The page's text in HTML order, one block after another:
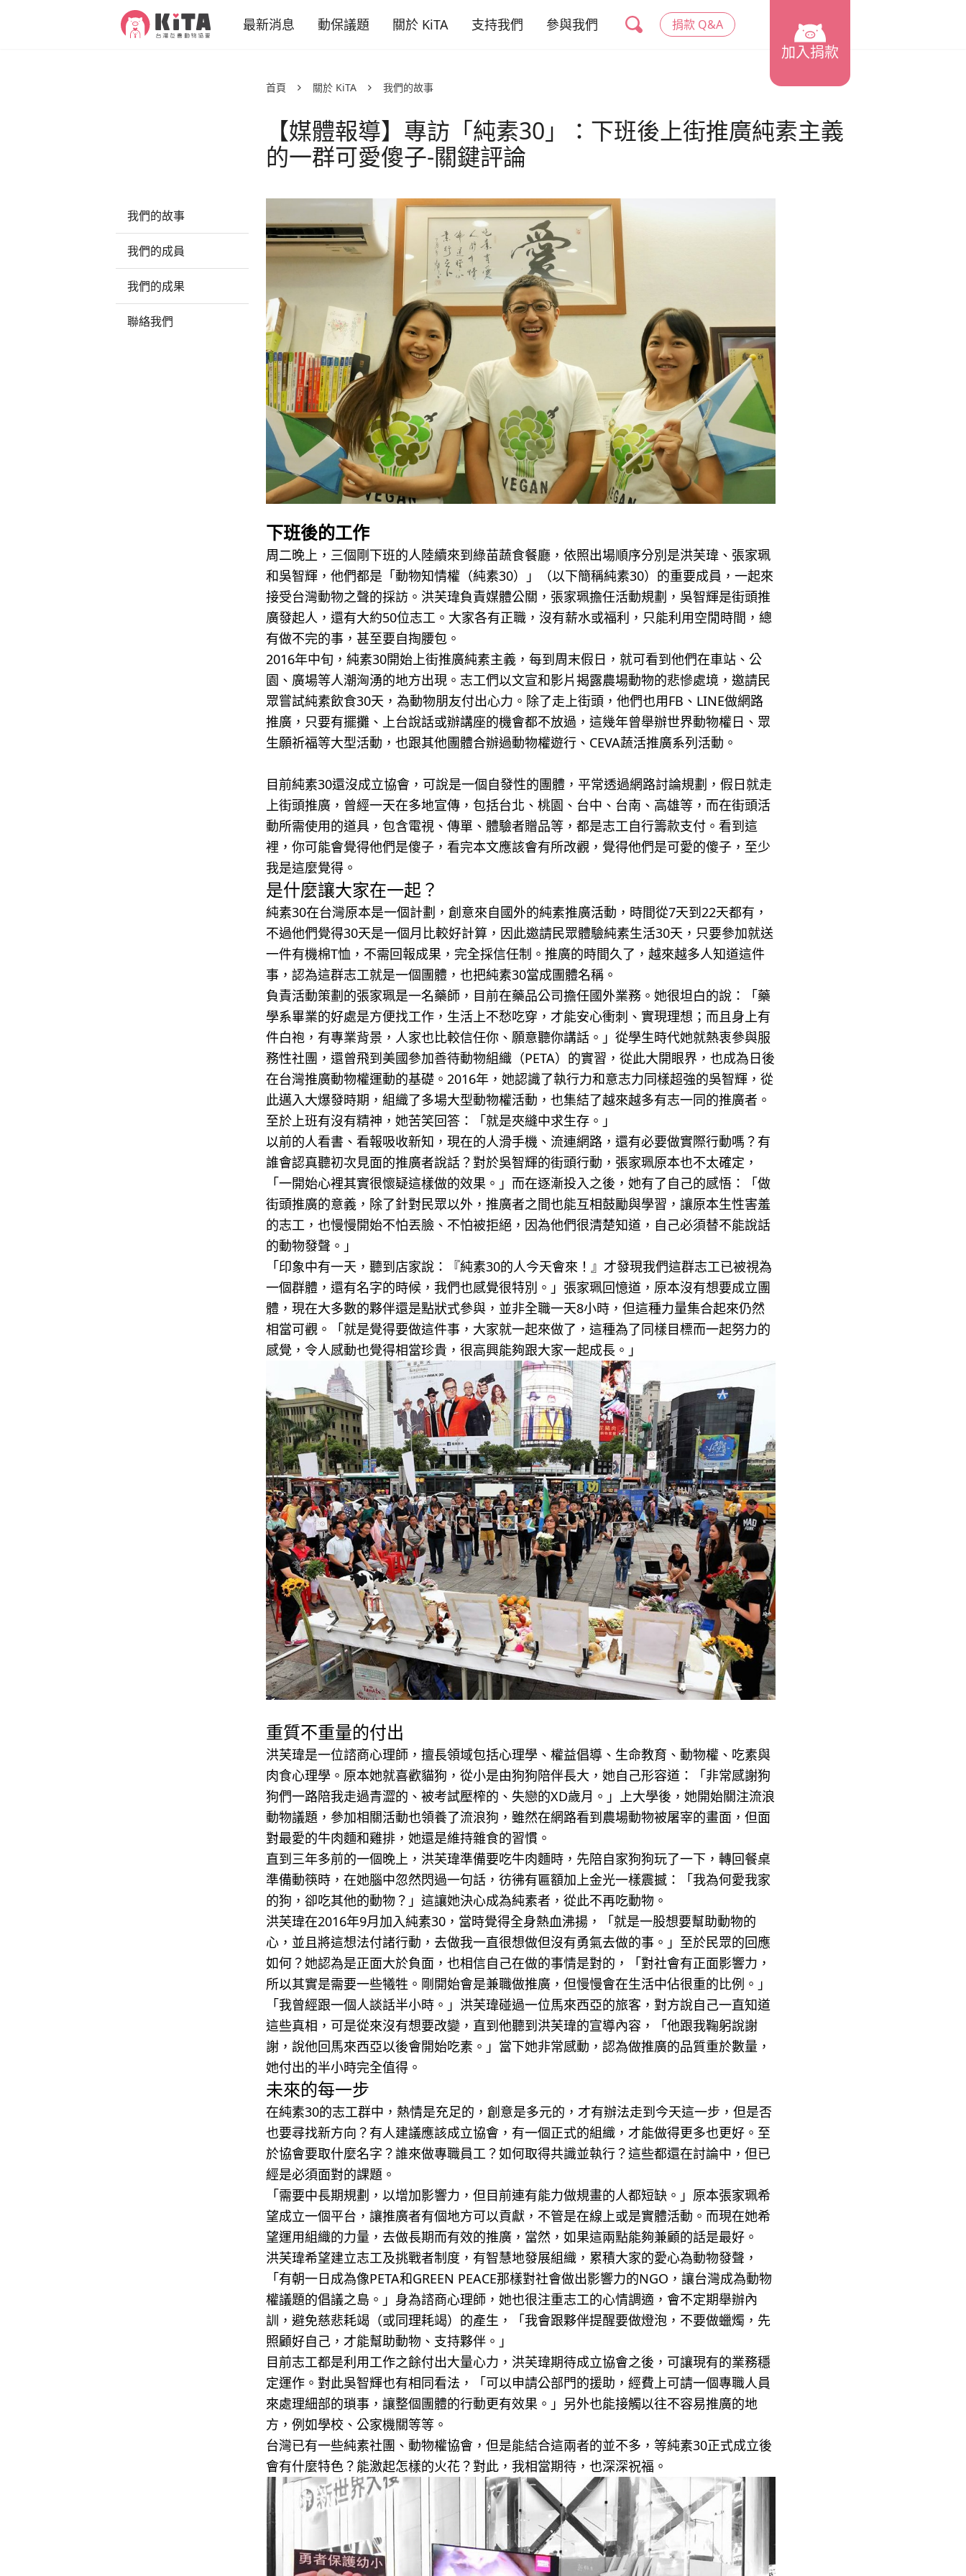
KiTA台灣友善動物協會 最新消息
活動訊息
動保議題
動物權與蔬食教育
減少動物實驗
減少動物剝削
關於 KiTA
我們的成果
聯絡我們
支持我們
活動合作
倡議與募款大使
參與我們
蔬食
捐款 Q&A
加入捐款
首頁 關於 KiTA 我們的故事
【媒體報導】專訪「純素30」：下班後上街推廣純素主義
的一群可愛傻子-關鍵評論
我們的故事
我們的成員
我們的成果
聯絡我們
下班後的工作
周二晚上，三個剛下班的人陸續來到綠苗蔬食餐廳，依照出場順序分別是洪芙瑋、張家珮
和吳智輝，他們都是「動物知情權（純素30）」（以下簡稱純素30）的重要成員，一起來
接受台灣動物之聲的採訪。洪芙瑋負責媒體公關，張家珮擔任活動規劃，吳智輝是街頭推
廣發起人，還有大約50位志工。大家各有正職，沒有薪水或福利，只能利用空閒時間，總
有做不完的事，甚至要自掏腰包。
2016年中旬，純素30開始上街推廣純素主義，每到周末假日，就可看到他們在車站、公
園、廣場等人潮洶湧的地方出現。志工們以文宣和影片揭露農場動物的悲慘處境，邀請民
眾嘗試純素飲食30天，為動物朋友付出心力。除了走上街頭，他們也用FB、LINE做網路
推廣，只要有擺攤、上台說話或辦講座的機會都不放過，這幾年曾舉辦世界動物權日、眾
生願祈福等大型活動，也跟其他團體合辦過動物權遊行、CEVA蔬活推廣系列活動。
目前純素30還沒成立協會，可說是一個自發性的團體，平常透過網路討論規劃，假日就走
上街頭推廣，曾經一天在多地宣傳，包括台北、桃園、台中、台南、高雄等，而在街頭活
動所需使用的道具，包含電視、傳單、體驗者贈品等，都是志工自行籌款支付。看到這
裡，你可能會覺得他們是傻子，看完本文應該會有所改觀，覺得他們是可愛的傻子，至少
我是這麼覺得。
是什麼讓大家在一起？
純素30在台灣原本是一個計劃，創意來自國外的純素推廣活動，時間從7天到22天都有，
不過他們覺得30天是一個月比較好計算，因此邀請民眾體驗純素生活30天，只要參加就送
一件有機棉T恤，不需回報成果，完全採信任制。推廣的時間久了，越來越多人知道這件
事，認為這群志工就是一個團體，也把純素30當成團體名稱。
負責活動策劃的張家珮是一名藥師，目前在藥品公司擔任國外業務。她很坦白的說：「藥
學系畢業的好處是方便找工作，生活上不愁吃穿，才能安心衝刺、實現理想；而且身上有
件白袍，有專業背景，人家也比較信任你、願意聽你講話。」從學生時代她就熱衷參與服
務性社團，還曾飛到美國參加善待動物組織（PETA）的實習，從此大開眼界，也成為日後
在台灣推廣動物權運動的基礎。2016年，她認識了執行力和意志力同樣超強的吳智輝，從
此邁入大爆發時期，組織了多場大型動物權活動，也集結了越來越多有志一同的推廣者。
至於上班有沒有精神，她苦笑回答：「就是夾縫中求生存。」
以前的人看書、看報吸收新知，現在的人滑手機、流連網路，還有必要做實際行動嗎？有
誰會認真聽初次見面的推廣者說話？對於吳智輝的街頭行動，張家珮原本也不太確定，
「一開始心裡其實很懷疑這樣做的效果。」而在逐漸投入之後，她有了自己的感悟：「做
街頭推廣的意義，除了針對民眾以外，推廣者之間也能互相鼓勵與學習，讓原本生性害羞
的志工，也慢慢開始不怕丟臉、不怕被拒絕，因為他們很清楚知道，自己必須替不能說話
的動物發聲。」
「印象中有一天，聽到店家說：『純素30的人今天會來！』才發現我們這群志工已被視為
一個群體，還有名字的時候，我們也感覺很特別。」張家珮回憶道，原本沒有想要成立團
體，現在大多數的夥伴還是點狀式參與，並非全職一天8小時，但這種力量集合起來仍然
相當可觀。「就是覺得要做這件事，大家就一起來做了，這種為了同樣目標而一起努力的
感覺，令人感動也覺得相當珍貴，很高興能夠跟大家一起成長。」
重質不重量的付出
洪芙瑋是一位諮商心理師，擅長領域包括心理學、權益倡導、生命教育、動物權、吃素與
肉食心理學。原本她就喜歡貓狗，從小是由狗狗陪伴長大，她自己形容道：「非常感謝狗
狗們一路陪我走過青澀的、被考試壓榨的、失戀的XD歲月。」上大學後，她開始關注流浪
動物議題，參加相關活動也領養了流浪狗，雖然在網路看到農場動物被屠宰的畫面，但面
對最愛的牛肉麵和雞排，她還是維持雜食的習慣。
直到三年多前的一個晚上，洪芙瑋準備要吃牛肉麵時，先陪自家狗狗玩了一下，轉回餐桌
準備動筷時，在她腦中忽然閃過一句話，彷彿有匾額加上金光一樣震撼：「我為何愛我家
的狗，卻吃其他的動物？」這讓她決心成為純素者，從此不再吃動物。
洪芙瑋在2016年9月加入純素30，當時覺得全身熱血沸揚，「就是一股想要幫助動物的
心，並且將這想法付諸行動，去做我一直很想做但沒有勇氣去做的事。」至於民眾的回應
如何？她認為是正面大於負面，也相信自己在做的事情是對的，「對社會有正面影響力，
所以其實是需要一些犧牲。剛開始會是兼職做推廣，但慢慢會在生活中佔很重的比例。」
「我曾經跟一個人談話半小時。」洪芙瑋碰過一位馬來西亞的旅客，對方說自己一直知道
這些真相，可是從來沒有想要改變，直到他聽到洪芙瑋的宣導內容，「他跟我鞠躬說謝
謝，說他回馬來西亞以後會開始吃素。」當下她非常感動，認為做推廣的品質重於數量，
她付出的半小時完全值得。
未來的每一步
在純素30的志工群中，熱情是充足的，創意是多元的，才有辦法走到今天這一步，但是否
也要尋找新方向？有人建議應該成立協會，有一個正式的組織，才能做得更多也更好。至
於協會要取什麼名字？誰來做專職員工？如何取得共識並執行？這些都還在討論中，但已
經是必須面對的課題。
「需要中長期規劃，以增加影響力，但目前連有能力做規畫的人都短缺。」原本張家珮希
望成立一個平台，讓推廣者有個地方可以貢獻，不管是在線上或是實體活動。而現在她希
望運用組織的力量，去做長期而有效的推廣，當然，如果這兩點能夠兼顧的話是最好。
洪芙瑋希望建立志工及挑戰者制度，有智慧地發展組織，累積大家的愛心為動物發聲，
「有朝一日成為像PETA和GREEN PEACE那樣對社會做出影響力的NGO，讓台灣成為動物
權議題的倡議之島。」身為諮商心理師，她也很注重志工的心情調適，會不定期舉辦內
訓，避免慈悲耗竭（或同理耗竭）的產生，「我會跟夥伴提醒要做燈泡，不要做蠟燭，先
照顧好自己，才能幫助動物、支持夥伴。」
目前志工都是利用工作之餘付出大量心力，洪芙瑋期待成立協會之後，可讓現有的業務穩
定運作。對此吳智輝也有相同看法，「可以申請公部門的援助，經費上可請一個專職人員
來處理細部的瑣事，讓整個團體的行動更有效果。」另外也能接觸以往不容易推廣的地
方，例如學校、公家機關等等。
台灣已有一些純素社團、動物權協會，但是能結合這兩者的並不多，等純素30正式成立後
會有什麼特色？能激起怎樣的火花？對此，我相當期待，也深深祝福。